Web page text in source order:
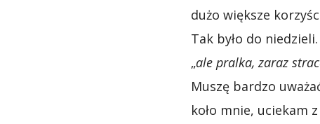
dużo większe
Tak było do
„ale pralka, zaraz
Muszę bardzo
koło mnie, uciekam